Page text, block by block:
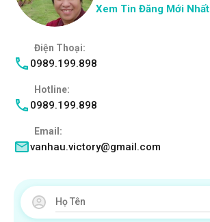
Xem Tin Đăng Mới Nhất
Điện Thoại:
0989.199.898
Hotline:
0989.199.898
Email:
vanhau.victory@gmail.com